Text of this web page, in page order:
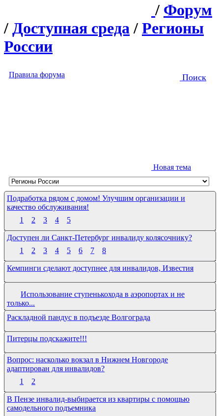
/ Форум
/ Доступная среда / Регионы
России
Правила форума Поиск
Новая тема
Подработка рядом с домом! Улучшим организации и
качество обслуживания!
1
2 3 4 5
Доступен ли Санкт-Петербург инвалиду колясочнику?
1
2 3 4 5 6 7 8
Кемпинги сделают доступнее для инвалидов, Известия
Использование ступенькохода в аэропортах и не
только...
Раскладной пандус в подъезде Волгограда
Питерцы подскажите!!!
Вопрос: насколько вокзал в Нижнем Новгороде
адаптирован для инвалидов?
1
2
В Пензе инвалид-выбирается из квартиры с помощью
самодельного подъемника